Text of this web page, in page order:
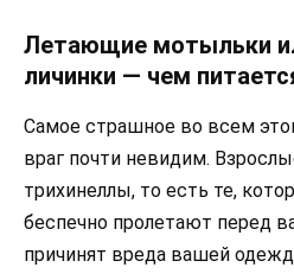
Летающие мотыльки
личинки — чем
Самое страшное во всем
враг почти невидим.
трихинеллы, то есть те,
беспечно пролетают перед
причинят вреда вашей